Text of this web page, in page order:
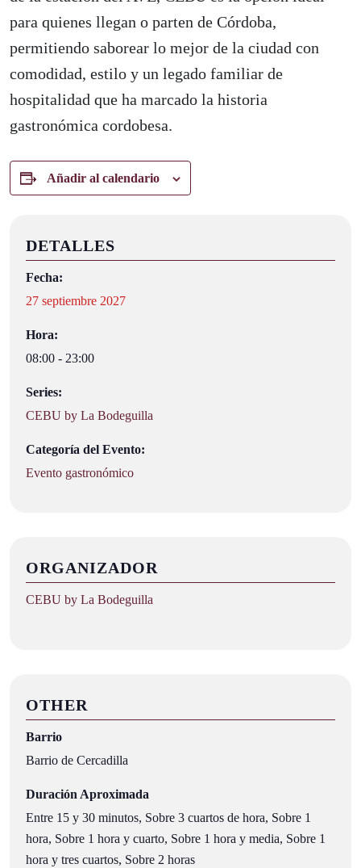
para quienes llegan o parten de Córdoba,
permitiendo saborear lo mejor de la ciudad con
comodidad, estilo y un legado familiar de
hospitalidad que ha marcado la historia
gastronómica cordobesa.
Añadir al calendario
DETALLES
Fecha:
27 septiembre 2027
Hora:
08:00 - 23:00
Series:
CEBU by La Bodeguilla
Categoría del Evento:
Evento gastronómico
ORGANIZADOR
CEBU by La Bodeguilla
OTHER
Barrio
Barrio de Cercadilla
Duración Aproximada
Entre 15 y 30 minutos, Sobre 3 cuartos de hora, Sobre 1
hora, Sobre 1 hora y cuarto, Sobre 1 hora y media, Sobre 1
hora y tres cuartos, Sobre 2 horas